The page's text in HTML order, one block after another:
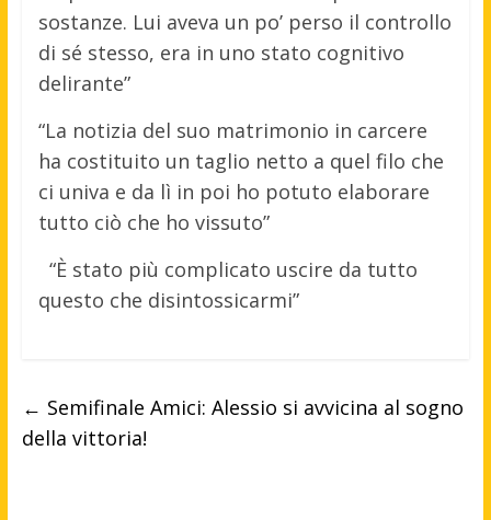
sostanze. Lui aveva un po’ perso il controllo
di sé stesso, era in uno stato cognitivo
delirante”
“La notizia del suo matrimonio in carcere
ha costituito un taglio netto a quel filo che
ci univa e da lì in poi ho potuto elaborare
tutto ciò che ho vissuto”
“È stato più complicato uscire da tutto
questo che disintossicarmi”
← Semifinale Amici: Alessio si avvicina al sogno
della vittoria!